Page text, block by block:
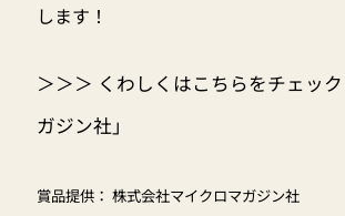
します！
＞＞＞ くわしくはこちらをチェッ
ガジン社」
賞品提供： 株式会社マイクロマガジン社